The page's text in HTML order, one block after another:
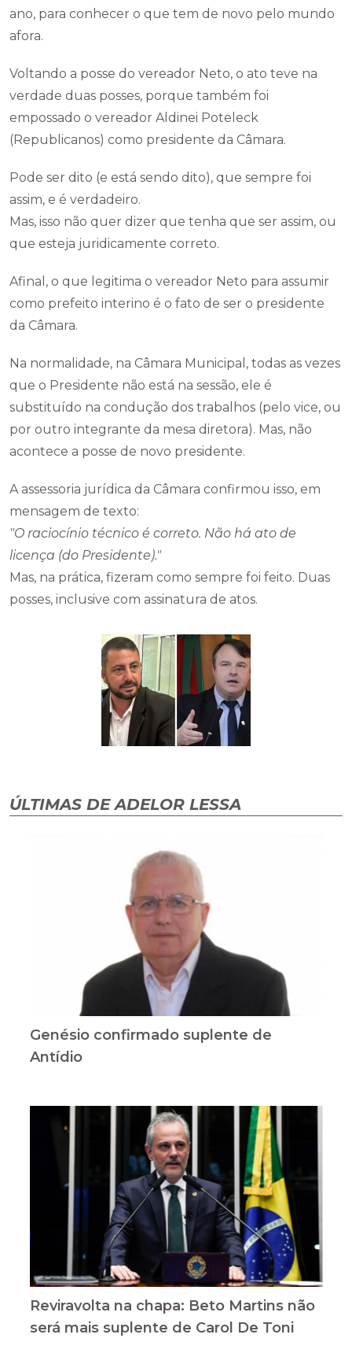
ano, para conhecer o que tem de novo pelo mundo
afora.
Voltando a posse do vereador Neto, o ato teve na
verdade duas posses, porque também foi
empossado o vereador Aldinei Poteleck
(Republicanos) como presidente da Câmara.
Pode ser dito (e está sendo dito), que sempre foi
assim, e é verdadeiro.
Mas, isso não quer dizer que tenha que ser assim, ou
que esteja juridicamente correto.
Afinal, o que legitima o vereador Neto para assumir
como prefeito interino é o fato de ser o presidente
da Câmara.
Na normalidade, na Câmara Municipal, todas as vezes
que o Presidente não está na sessão, ele é
substituído na condução dos trabalhos (pelo vice, ou
por outro integrante da mesa diretora). Mas, não
acontece a posse de novo presidente.
A assessoria jurídica da Câmara confirmou isso, em
mensagem de texto:
"O raciocínio técnico é correto. Não há ato de
licença (do Presidente)."
Mas, na prática, fizeram como sempre foi feito. Duas
posses, inclusive com assinatura de atos.
ÚLTIMAS DE ADELOR LESSA
Genésio confirmado suplente de
Antídio
Reviravolta na chapa: Beto Martins não
será mais suplente de Carol De Toni